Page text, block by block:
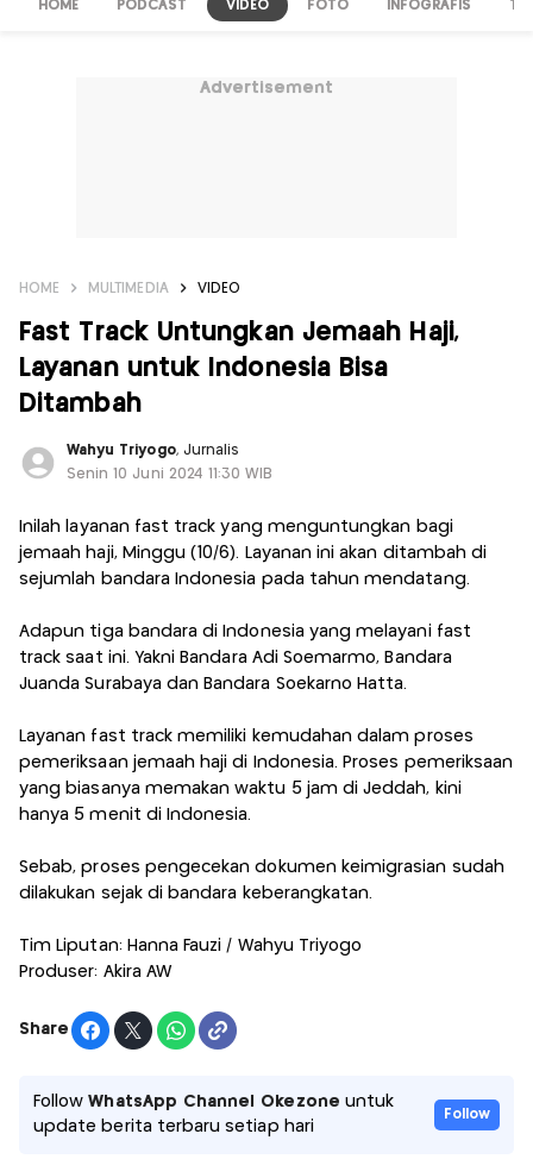
HOME PODCAST VIDEO FOTO INFOGRAFIS TV
Advertisement
HOME MULTIMEDIA VIDEO
Fast Track Untungkan Jemaah Haji,
Layanan untuk Indonesia Bisa
Ditambah
Wahyu Triyogo, Jurnalis
Senin 10 Juni 2024 11:30 WIB
Inilah layanan fast track yang menguntungkan bagi
jemaah haji, Minggu (10/6). Layanan ini akan ditambah di
sejumlah bandara Indonesia pada tahun mendatang.
Adapun tiga bandara di Indonesia yang melayani fast
track saat ini. Yakni Bandara Adi Soemarmo, Bandara
Juanda Surabaya dan Bandara Soekarno Hatta.
Layanan fast track memiliki kemudahan dalam proses
pemeriksaan jemaah haji di Indonesia. Proses pemeriksaan
yang biasanya memakan waktu 5 jam di Jeddah, kini
hanya 5 menit di Indonesia.
Sebab, proses pengecekan dokumen keimigrasian sudah
dilakukan sejak di bandara keberangkatan.
Tim Liputan: Hanna Fauzi / Wahyu Triyogo
Produser: Akira AW
Share
FollowWhatsApp Channel Okezone untuk
update berita terbaru setiap hari
Follow